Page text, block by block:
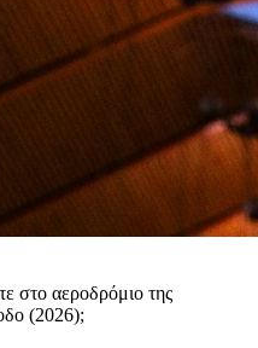
στο αεροδρόμιο της
(2026);